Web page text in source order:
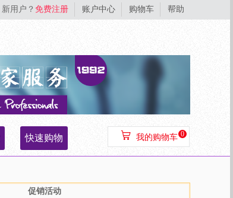
新用户？ 免费注册 账户中心 购物车 帮助
快速购物 0
我的购物车
促销活动